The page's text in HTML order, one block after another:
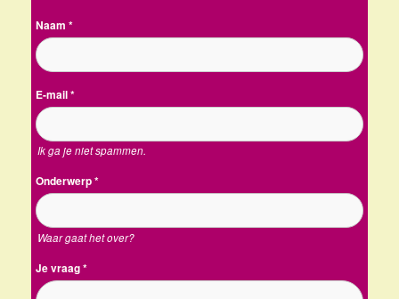
Naam *
E-mail*
Ik ga je niet spammen.
Onderwerp*
Waar gaat het over?
Je vraag*